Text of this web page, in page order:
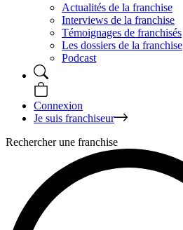
Actualités de la franchise
Interviews de la franchise
Témoignages de franchisés
Les dossiers de la franchise
Podcast
Connexion
Je suis franchiseur
Rechercher une franchise